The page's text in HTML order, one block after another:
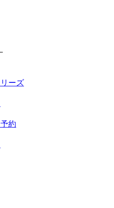
ーズ
約